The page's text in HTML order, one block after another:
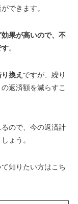
できます。
果が高いので、不
す。
換え ですが、 繰り
返済額を減らすこ
ので、今の返済計
ょう。
知りたい方はこち